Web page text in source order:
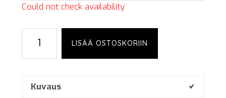
Could not check availability
58A
LISÄÄ OSTOSKORIIN
Kuvaus